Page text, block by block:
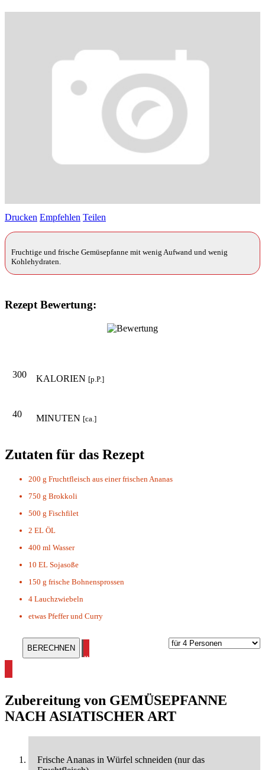
Drucken Empfehlen Teilen
Fruchtige und frische Gemüsepfanne mit wenig Aufwand und wenig
Kohlehydraten.
Rezept Bewertung:
300 KALORIEN [p.P.]
40 MINUTEN [ca.]
Zutaten für das Rezept
200 g Fruchtfleisch aus einer frischen Ananas
750 g Brokkoli
500 g Fischfilet
2 EL ÖL
400 ml Wasser
10 EL Sojasoße
150 g frische Bohnensprossen
4 Lauchzwiebeln
etwas Pfeffer und Curry
alle Rezepte ohne Kohlenhydrate ansehen
Zubereitung von GEMÜSEPFANNE
NACH ASIATISCHER ART
Frische Ananas in Würfel schneiden (nur das